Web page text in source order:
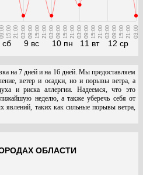
сб
09:00 15:00 21:00
9 вс
03:00 09:00 15:00 21:00
10 пн
03:00 09:00 15:00 21:00
11 вт
03:00 09:00 15:00 21:00
12 ср
03:00 09:00 15:00 21:00 03:00
на 7 дней и на 16 дней. Мы предоставляем
ветер и осадки, но и порывы ветра, а
и риска аллергии. Надеемся, что это
неделю, а также уберечь себя от
явлений, таких как сильные порывы ветра,
ОБЛАСТИ